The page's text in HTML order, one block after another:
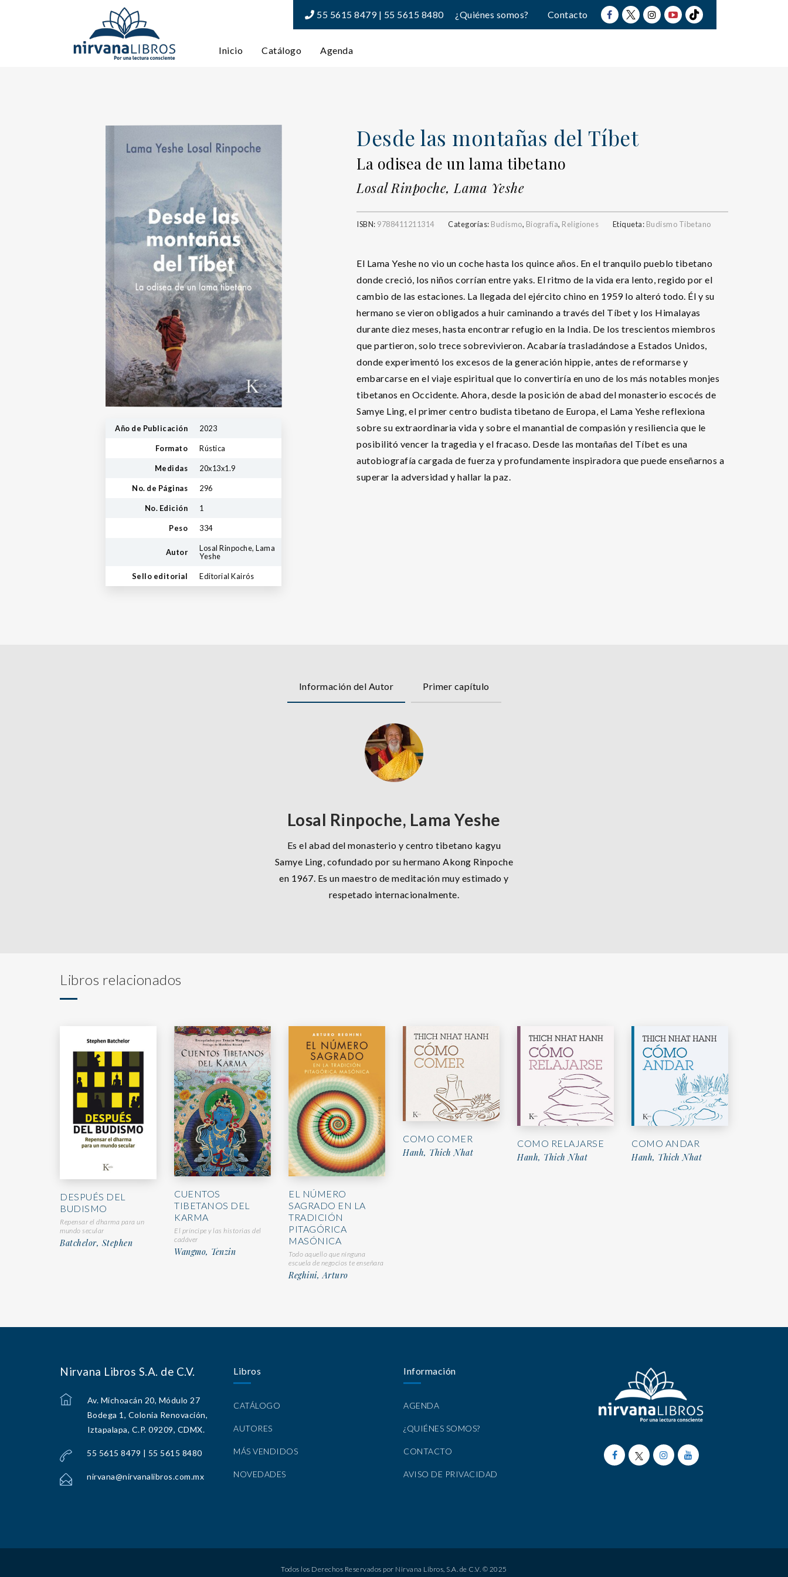
55 5615 8479 | 55 5615 8480 ¿Quiénes somos? Contacto
Inicio Catálogo Agenda
Año de Publicación 2023
Formato Rústica
Medidas 20x13x1.9
No. de Páginas 296
No. Edición 1
Peso 334
Autor
Losal Rinpoche, Lama
Yeshe
Sello editorial Editorial Kairós
Desde las montañas del Tíbet
La odisea de un lama tibetano
Losal Rinpoche, Lama Yeshe
ISBN: 9788411211314 Categorías: Budismo, Biografía, Religiones Etiqueta: Budismo Tibetano
El Lama Yeshe no vio un coche hasta los quince años. En el tranquilo pueblo tibetano
donde creció, los niños corrían entre yaks. El ritmo de la vida era lento, regido por el
cambio de las estaciones. La llegada del ejército chino en 1959 lo alteró todo. Él y su
hermano se vieron obligados a huir caminando a través del Tíbet y los Himalayas
durante diez meses, hasta encontrar refugio en la India. De los trescientos miembros
que partieron, solo trece sobrevivieron. Acabaría trasladándose a Estados Unidos,
donde experimentó los excesos de la generación hippie, antes de reformarse y
embarcarse en el viaje espiritual que lo convertiría en uno de los más notables monjes
tibetanos en Occidente. Ahora, desde la posición de abad del monasterio escocés de
Samye Ling, el primer centro budista tibetano de Europa, el Lama Yeshe reflexiona
sobre su extraordinaria vida y sobre el manantial de compasión y resiliencia que le
posibilitó vencer la tragedia y el fracaso. Desde las montañas del Tíbet es una
autobiografía cargada de fuerza y profundamente inspiradora que puede enseñarnos a
superar la adversidad y hallar la paz.
Información del Autor Primer capítulo
Losal Rinpoche, Lama Yeshe
Es el abad del monasterio y centro tibetano kagyu
Samye Ling, cofundado por su hermano Akong Rinpoche
en 1967. Es un maestro de meditación muy estimado y
respetado internacionalmente.
Libros relacionados
DESPUÉS DEL
BUDISMO
Repensar el dharma para un
mundo secular
Batchelor, Stephen
CUENTOS
TIBETANOS DEL
KARMA
El príncipe y las historias del
cadáver
Wangmo, Tenzin
EL NÚMERO
SAGRADO EN LA
TRADICIÓN
PITAGÓRICA
MASÓNICA
Todo aquello que ninguna
escuela de negocios te enseñara
Reghini, Arturo
COMO COMER
Hanh, Thich Nhat
COMO RELAJARSE
Hanh, Thich Nhat
COMO ANDAR
Hanh, Thich Nhat
Nirvana Libros S.A. de C.V.
Av. Michoacán 20, Módulo 27
Bodega 1, Colonia Renovación,
Iztapalapa, C.P. 09209, CDMX.
55 5615 8479 | 55 5615 8480
nirvana@nirvanalibros.com.mx
Libros
CATÁLOGO
AUTORES
MÁS VENDIDOS
NOVEDADES
Información
AGENDA
¿QUIÉNES SOMOS?
CONTACTO
AVISO DE PRIVACIDAD
Todos los Derechos Reservados por Nirvana Libros, S.A. de C.V. © 2025